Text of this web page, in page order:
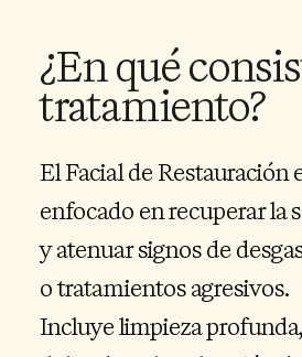
¿En qué
tratamiento?
El Facial de
enfocado en recuperar la
y atenuar signos de
o tratamientos agresivos.
Incluye limpieza